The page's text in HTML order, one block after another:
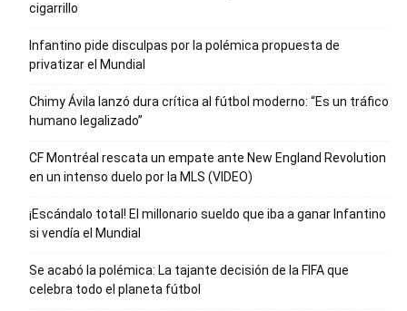
cigarrillo
Infantino pide disculpas por la polémica propuesta de
privatizar el Mundial
Chimy Ávila lanzó dura crítica al fútbol moderno: “Es un tráfico
humano legalizado”
CF Montréal rescata un empate ante New England Revolution
en un intenso duelo por la MLS (VIDEO)
¡Escándalo total! El millonario sueldo que iba a ganar Infantino
si vendía el Mundial
Se acabó la polémica: La tajante decisión de la FIFA que
celebra todo el planeta fútbol